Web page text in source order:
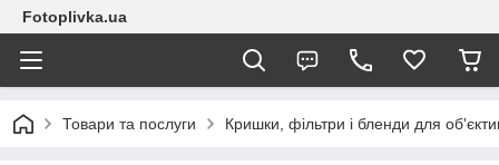
Fotoplivka.ua
Товари та послуги Кришки, фільтри і бленди для